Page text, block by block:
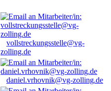
vollstreckungsstelle@vg-
zolling.de
daniel.vrhovnik@vg-zolling.de